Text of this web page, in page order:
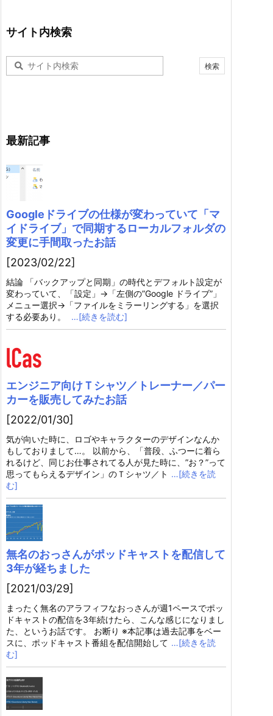
サイト内検索
最新記事
Googleドライブの仕様が変わっていて「マ
イドライブ」で同期するローカルフォルダの
変更に手間取ったお話
[2023/02/22]
結論 「バックアップと同期」の時代とデフォルト設定が
変わっていて、「設定」→「左側の”Google ドライブ”」
メニュー選択→「ファイルをミラーリングする」を選択
する必要あり。
…[続きを読む]
エンジニア向けＴシャツ／トレーナー／パー
カーを販売してみたお話
[2022/01/30]
気が向いた時に、ロゴやキャラクターのデザインなんか
もしておりまして…。 以前から、「普段、ふつーに着ら
れるけど、同じお仕事されてる人が見た時に、”お？”って
思ってもらえるデザイン」のＴシャツ／ト …[続きを読
む]
無名のおっさんがポッドキャストを配信して
3年が経ちました
[2021/03/29]
まったく無名のアラフィフなおっさんが週1ペースでポッ
ドキャストの配信を3年続けたら、こんな感じになりまし
た、というお話です。 お断り ※本記事は過去記事をベー
スに、ポッドキャスト番組を配信開始して …[続きを読
む]